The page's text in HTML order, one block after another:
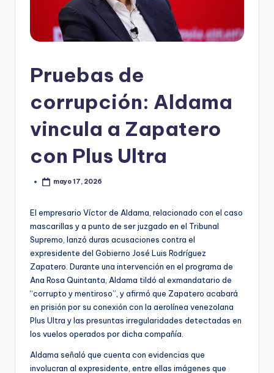
Pruebas de
corrupción: Aldama
vincula a Zapatero
con Plus Ultra
mayo 17, 2026
El empresario Víctor de Aldama, relacionado con el caso
mascarillas y a punto de ser juzgado en el Tribunal
Supremo, lanzó duras acusaciones contra el
expresidente del Gobierno José Luis Rodríguez
Zapatero. Durante una intervención en el programa de
Ana Rosa Quintanta, Aldama tildó al exmandatario de
“corrupto y mentiroso”, y afirmó que Zapatero acabará
en prisión por su conexión con la aerolínea venezolana
Plus Ultra y las presuntas irregularidades detectadas en
los vuelos operados por dicha compañía.
Aldama señaló que cuenta con evidencias que
involucran al expresidente, entre ellas imágenes que